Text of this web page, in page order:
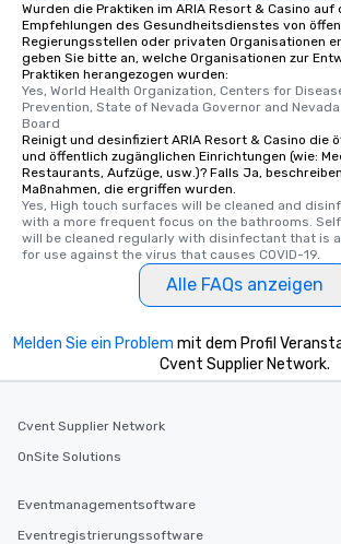
Wurden die Praktiken im ARIA Resort & Casino
Empfehlungen des Gesundheitsdienstes von
Regierungsstellen oder privaten Organisationen
geben Sie bitte an, welche Organisationen zur
Praktiken herangezogen wurden:
Yes, World Health Organization, Centers for
Prevention, State of Nevada Governor and
Board
Reinigt und desinfiziert ARIA Resort & Casino die
und öffentlich zugänglichen Einrichtungen (wie:
Restaurants, Aufzüge, usw.)? Falls Ja,
Maßnahmen, die ergriffen wurden.
Yes, High touch surfaces will be cleaned and
with a more frequent focus on the bathrooms.
will be cleaned regularly with disinfectant that is
for use against the virus that causes COVID-19.
Alle FAQs anzeigen
Melden Sie ein Problem mit dem Profil
Cvent Supplier Network.
Cvent Supplier Network
OnSite Solutions
Eventmanagementsoftware
Eventregistrierungssoftware